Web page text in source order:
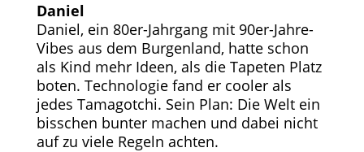
Daniel
Daniel, ein 80er-Jahrgang mit 90er-Jahre-
Vibes aus dem Burgenland, hatte schon
als Kind mehr Ideen, als die Tapeten Platz
boten. Technologie fand er cooler als
jedes Tamagotchi. Sein Plan: Die Welt ein
bisschen bunter machen und dabei nicht
auf zu viele Regeln achten.